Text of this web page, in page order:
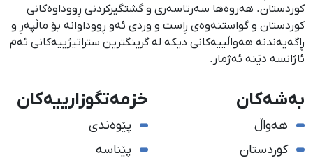
كوردستان. هەروەها سەرتاسەری و گشتگیركردنی ڕووداوەكانی
كوردستان و گواستنەوەی ڕاست و وردی ئەو ڕووداوانە بۆ ماڵپەڕ و
ڕاگەیەندنە هەواڵییەكانی دیكە لە گرینگترین ستراتیژییەكانی ئەم
ئاژانسە دێنە ئەژمار.
بەشەکان
هەواڵ
کوردستان
خزمەتگوزارییەکان
پێوەندی
پێناسە